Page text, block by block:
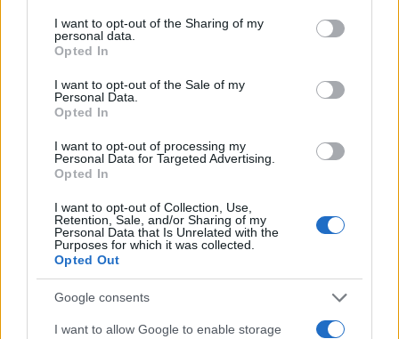
not limited to your visit or usage behaviour. You may click to
grant or deny consent to Google and its third-party tags to
use your data for below specified purposes in below Google
consent section.
I want to opt-out of the Sharing of my
personal data.
Opted In
I want to opt-out of the Sale of my
Personal Data.
Opted In
I want to opt-out of processing my
Personal Data for Targeted Advertising.
Opted In
I want to opt-out of Collection, Use,
Retention, Sale, and/or Sharing of my
Personal Data that Is Unrelated with the
Purposes for which it was collected.
Opted Out
Google consents
I want to allow Google to enable storage
Ακολουθείστε το iPaideia.gr στο Google News